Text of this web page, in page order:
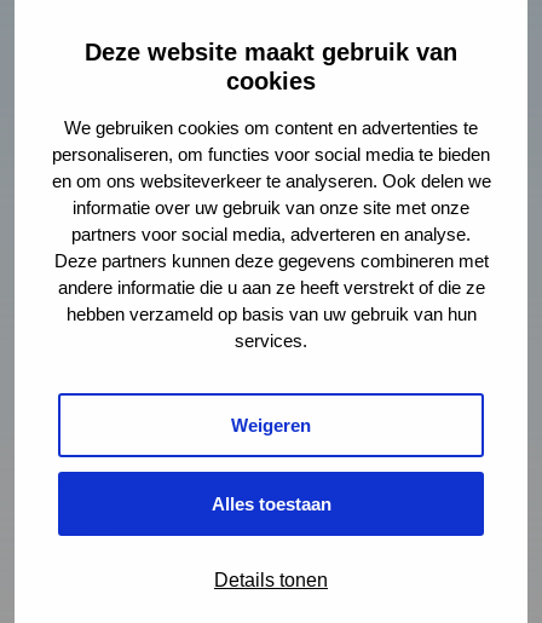
Deze website maakt gebruik van
cookies
We gebruiken cookies om content en advertenties te
personaliseren, om functies voor social media te bieden
en om ons websiteverkeer te analyseren. Ook delen we
informatie over uw gebruik van onze site met onze
partners voor social media, adverteren en analyse.
Deze partners kunnen deze gegevens combineren met
andere informatie die u aan ze heeft verstrekt of die ze
hebben verzameld op basis van uw gebruik van hun
services.
Weigeren
Alles toestaan
Details tonen
E-mailadres*
Plaats